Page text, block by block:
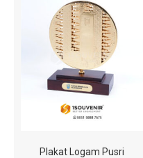
Plakat Logam Pusri